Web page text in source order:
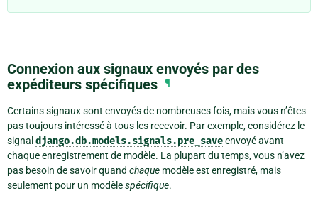
Connexion aux signaux envoyés par des
expéditeurs spécifiques ¶
Certains signaux sont envoyés de nombreuses fois, mais vous n’êtes
pas toujours intéressé à tous les recevoir. Par exemple, considérez le
signaldjango.db.models.signals.pre_saveenvoyé avant
chaque enregistrement de modèle. La plupart du temps, vous n’avez
pas besoin de savoir quand chaque modèle est enregistré, mais
seulement pour un modèlespécifique.